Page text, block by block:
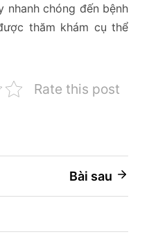
nhanh chóng đến bệnh
thăm khám cụ thể
Rate this post
Bài sau